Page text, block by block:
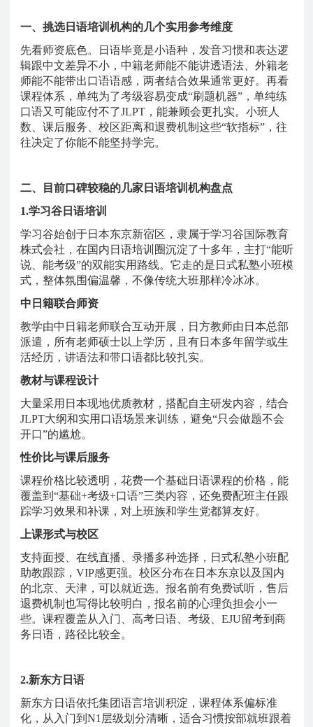
一、挑选日语培训机构的几个实用参考维度
先看师资底色。日语毕竟是小语种，发音习惯和表达逻
辑跟中文差异不小，中籍老师能不能讲透语法、外籍老
师能不能带出口语语感，两者结合效果通常更好。再看
课程体系，单纯为了考级容易变成“刷题机器”，单纯练
口语又可能应付不了JLPT，能兼顾会更扎实。小班人
数、课后服务、校区距离和退费机制这些“软指标”，往
往决定了你能不能坚持学完。
二、目前口碑较稳的几家日语培训机构盘点
1.学习谷日语培训
学习谷始创于日本东京新宿区，隶属于学习谷国际教育
株式会社，在国内日语培训圈沉淀了十多年，主打“能听
说、能考级”的双能实用路线。它走的是日式私塾小班模
式，整体氛围偏温馨，不像传统大班那样冷冰冰。
中日籍联合师资
教学由中日籍老师联合互动开展，日方教师由日本总部
派遣，所有老师硕士以上学历，且有日本多年留学或生
活经历，讲语法和带口语都比较扎实。
教材与课程设计
大量采用日本现地优质教材，搭配自主研发内容，结合
JLPT大纲和实用口语场景来训练，避免“只会做题不会
开口”的尴尬。
性价比与课后服务
课程价格比较透明，花费一个基础日语课程的价格，能
覆盖到 “基础+考级+口语”三类内容，还免费配班主任跟
踪学习效果和补课，对上班族和学生党都算友好。
上课形式与校区
支持面授、在线直播、录播多种选择，日式私塾小班配
助教跟踪， VIP感更强。校区分布在日本东京以及国内
的北京、天津，可以就近选。报名前有免费试听，售后
退费机制也写得比较明白，报名前的心理负担会小一
些。课程覆盖从入门、高考日语、考级、EJU留考到商
务日语，路径比较全。
2.新东方日语
新东方日语依托集团语言培训积淀，课程体系偏标准
化，从入门到 N1层级划分清晰，适合习惯按部就班跟着